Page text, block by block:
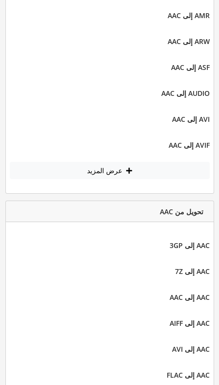
AMR إلى AAC
ARW إلى AAC
ASF إلى AAC
AUDIO إلى AAC
AVI إلى AAC
AVIF إلى AAC
عرض المزيد
تحويل من AAC
AAC إلى 3GP
AAC إلى 7Z
AAC إلى AAC
AAC إلى AIFF
AAC إلى AVI
AAC إلى FLAC